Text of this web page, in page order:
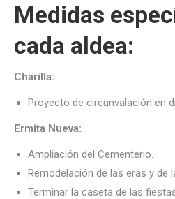
Medidas
cada aldea:
Charilla:
Proyecto de circunvalación en
Ermita Nueva:
Ampliación del Cementerio.
Remodelación de las eras y de
Terminar la caseta de las